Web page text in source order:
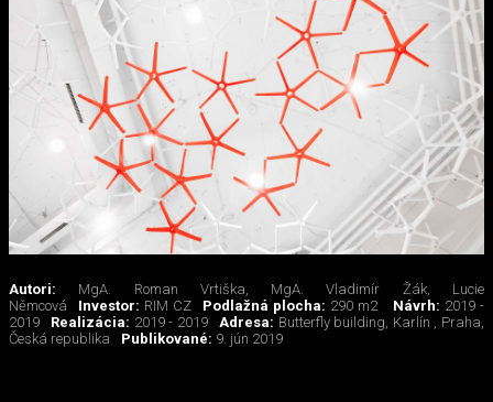
Autori: MgA. Roman Vrtiška, MgA. Vladimír Žák, Lucie
Němcová
Investor: RIM CZ Podlažná plocha: 290 m2 Návrh: 2019 -
2019
Realizácia: 2019 - 2019 Adresa: Butterfly building, Karlín , Praha,
Česká republika
Publikované: 9. jún 2019